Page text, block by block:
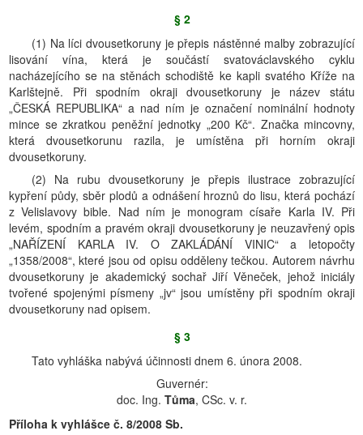
§ 2
(1) Na líci dvousetkoruny je přepis nástěnné malby zobrazující
lisování vína, která je součástí svatováclavského cyklu
nacházejícího se na stěnách schodiště ke kapli svatého Kříže na
Karlštejně. Při spodním okraji dvousetkoruny je název státu
„ČESKÁ REPUBLIKA“ a nad ním je označení nominální hodnoty
mince se zkratkou peněžní jednotky „200 Kč“. Značka mincovny,
která dvousetkorunu razila, je umístěna při horním okraji
dvousetkoruny.
(2) Na rubu dvousetkoruny je přepis ilustrace zobrazující
kypření půdy, sběr plodů a odnášení hroznů do lisu, která pochází
z Velislavovy bible. Nad ním je monogram císaře Karla IV. Při
levém, spodním a pravém okraji dvousetkoruny je neuzavřený opis
„NAŘÍZENÍ KARLA IV. O ZAKLÁDÁNÍ VINIC“ a letopočty
„1358/2008“, které jsou od opisu odděleny tečkou. Autorem návrhu
dvousetkoruny je akademický sochař Jiří Věneček, jehož iniciály
tvořené spojenými písmeny „jv“ jsou umístěny při spodním okraji
dvousetkoruny nad opisem.
§ 3
Tato vyhláška nabývá účinnosti dnem 6. února 2008.
Guvernér:
doc. Ing. Tůma, CSc. v. r.
Příloha k vyhlášce č. 8/2008 Sb.